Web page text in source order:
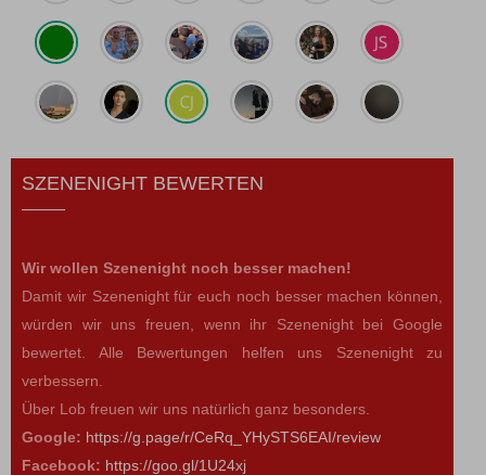
SZENENIGHT BEWERTEN
Wir wollen Szenenight noch besser machen!
Damit wir Szenenight für euch noch besser machen können,
würden wir uns freuen, wenn ihr Szenenight bei Google
bewertet. Alle Bewertungen helfen uns Szenenight zu
verbessern.
Über Lob freuen wir uns natürlich ganz besonders.
Google: https://g.page/r/CeRq_YHySTS6EAI/review
Facebook: https://goo.gl/1U24xj